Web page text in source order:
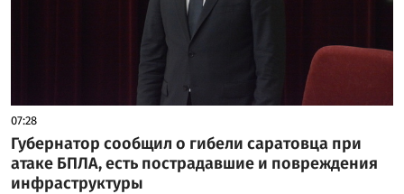
07:28
Губернатор сообщил о гибели саратовца при
атаке БПЛА, есть пострадавшие и повреждения
инфраструктуры